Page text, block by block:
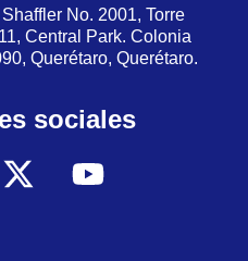
No. 2001, Torre
Central Park. Colonia
Querétaro, Querétaro.
sociales